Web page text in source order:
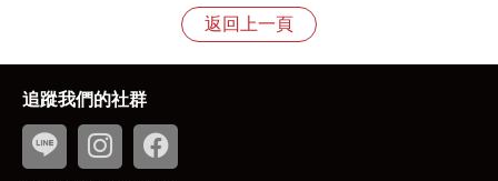
1、依照《消費者保護法》規定，收到產品後享有七天的
猶豫期，特別提醒猶豫期非試用期，故產品經拆封恕不接
受退貨；
貨需返回齊全配件、完整包裝（包括產品、吊牌未剪、附
貌及完整性）的狀態寄回，若違反該項條件，將影響您退
換貨權益。
返回上一頁
追蹤我們的社群